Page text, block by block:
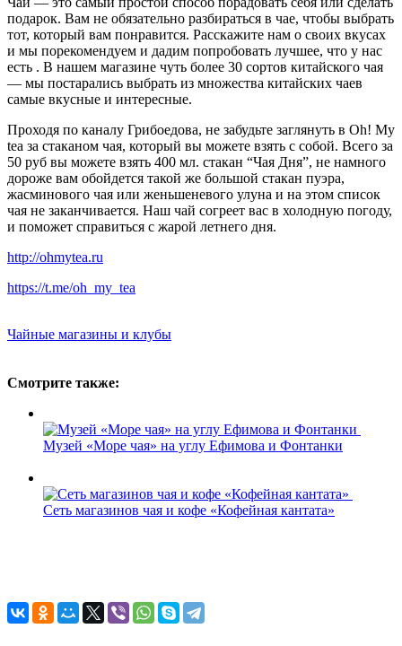
подарок. Вам не обязательно разбираться в чае, чтобы выбрать
тот, который вам понравится. Расскажите нам о своих вкусах
и мы порекомендуем и дадим попробовать лучшее, что у нас
есть . В нашем магазине чуть более 30 сортов китайского чая
— мы постарались выбрать из множества китайских чаев
самые вкусные и интересные.
Проходя по каналу Грибоедова, не забудьте заглянуть в Oh! My
tea за стаканом чая, который вы можете взять с собой. Всего за
50 руб вы можете взять 400 мл. стакан “Чая Дня”, не намного
дороже вам обойдется такой же большой стакан пуэра,
жасминового чая или женьшеневого улуна и на этом список
чая не заканчивается. Наш чай согреет вас в холодную погоду,
и поможет справиться с жарой летнего дня.
http://ohmytea.ru
https://t.me/oh_my_tea
Чайные магазины и клубы
Смотрите также:
Музей «Море чая» на углу Ефимова и Фонтанки
Сеть магазинов чая и кофе «Кофейная кантата»